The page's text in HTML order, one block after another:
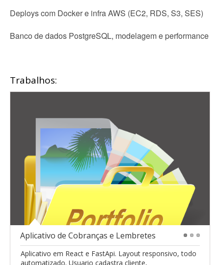
Deploys com Docker e infra AWS (EC2, RDS, S3, SES)
Banco de dados PostgreSQL, modelagem e performance
Trabalhos:
Aplicativo de Cobranças e Lembretes
Aplicativo em React e FastApi. Layout responsivo, todo
automatizado. Usuario cadastra cliente,